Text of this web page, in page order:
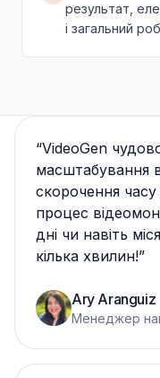
результат,
і загальний
“VideoGen
масштабування
скорочення
процес
дні чи навіть
кілька хвилин!”
Ary Aranguiz
Менеджер